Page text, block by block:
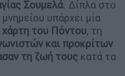
Σουμελά. Δίπλα στο
υπάρχει μία
χάρτη του Πόντου, τη
και προκρίτων
τη ζωή τους κατά τα